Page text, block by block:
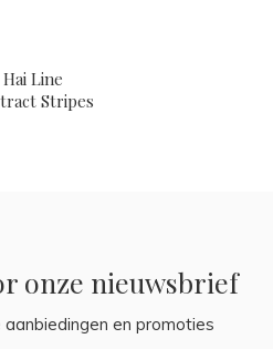
Line
Stripes
onze nieuwsbrief
en promoties